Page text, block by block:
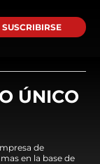
SUSCRIBIRSE
ÚNICO
de
en la base de